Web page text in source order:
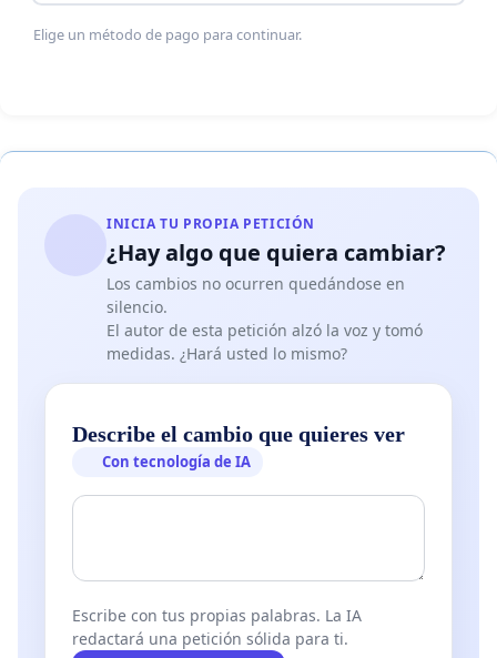
Elige un método de pago para continuar.
INICIA TU PROPIA PETICIÓN
¿Hay algo que quiera cambiar?
Los cambios no ocurren quedándose en
silencio.
El autor de esta petición alzó la voz y tomó
medidas. ¿Hará usted lo mismo?
Describe el cambio que quieres ver
Con tecnología de IA
Escribe con tus propias palabras. La IA
redactará una petición sólida para ti.